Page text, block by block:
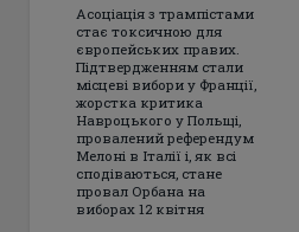
Асоціація з трампістами
стає токсичною для
європейських правих.
Підтвердженням стали
місцеві вибори у Франції,
жорстка критика
Навроцького у Польщі,
провалений референдум
Мелоні в Італії і, як всі
сподіваються, стане
провал Орбана на
виборах 12 квітня